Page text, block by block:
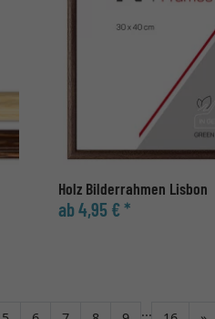
Holz Bilderrahmen Lisbon
ab 4,95 € *
...